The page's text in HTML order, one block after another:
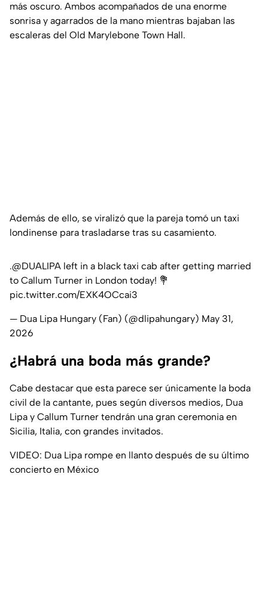
más oscuro. Ambos acompañados de una enorme
sonrisa y agarrados de la mano mientras bajaban las
escaleras del Old Marylebone Town Hall.
Además de ello, se viralizó que la pareja tomó un taxi
londinense para trasladarse tras su casamiento.
.@DUALIPA left in a black taxi cab after getting married
to Callum Turner in London today! 💐
pic.twitter.com/EXK4OCcai3
— Dua Lipa Hungary (Fan) (@dlipahungary) May 31,
2026
¿Habrá una boda más grande?
Cabe destacar que esta parece ser únicamente la boda
civil de la cantante, pues según diversos medios, Dua
Lipa y Callum Turner tendrán una gran ceremonia en
Sicilia, Italia, con grandes invitados.
VIDEO: Dua Lipa rompe en llanto después de su último
concierto en México